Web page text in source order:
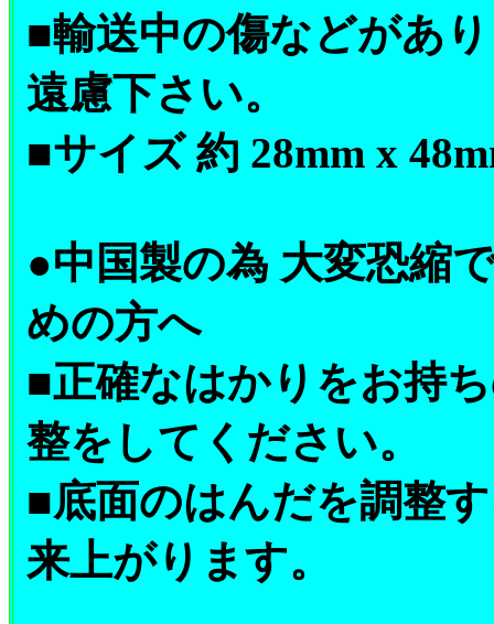
■輸送中の傷などがあ
遠慮下さい。
■サイズ 約 28mm x
●中国製の為 大変恐縮
めの方へ
■正確なはかりをお持
整をしてください。
■底面のはんだを調整
来上がります。